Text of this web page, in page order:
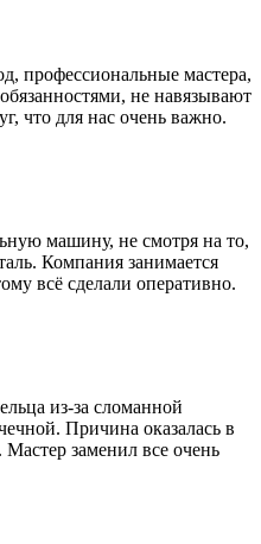
профессиональные мастера,
не навязывают
что для нас очень важно.
машину, не смотря на то,
Компания занимается
всё сделали оперативно.
из-за сломанной
Причина оказалась в
заменил все очень